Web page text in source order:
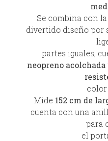
Se combina con la
divertido diseño por
partes iguales,
neopreno acolchada
color
Mide 152 cm de
cuenta con una
para
el